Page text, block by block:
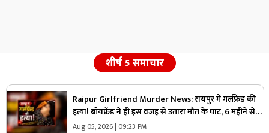
शीर्ष 5 समाचार
Raipur Girlfriend Murder News: रायपुर में गर्लफ्रेंड की
हत्या! बॉयफ्रेंड ने ही इस वजह से उतारा मौत के घाट, 6 महीने से
रह रहे थे लिव इन में
Aug 05, 2026 | 09:23 PM